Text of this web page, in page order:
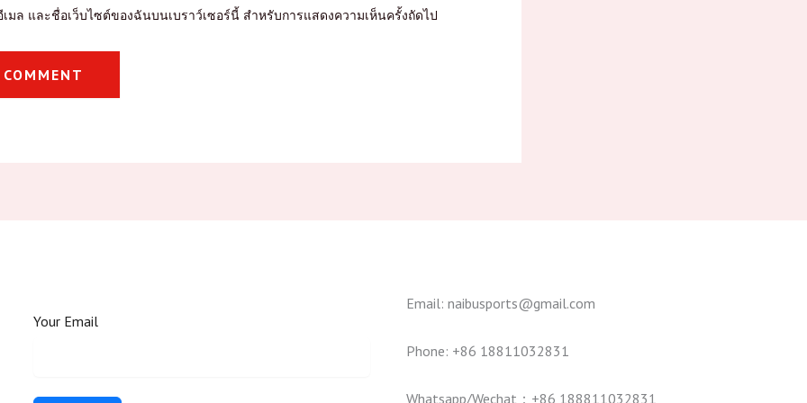
มล และชื่อเว็บไซต์ของฉันบนเบราว์เซอร์นี้ สำหรับการแสดงความเห็นครั้งถัดไป
Your Email
Email: naibusports@gmail.com
Phone: +86 18811032831
Whatsapp/Wechat：+86 188811032831